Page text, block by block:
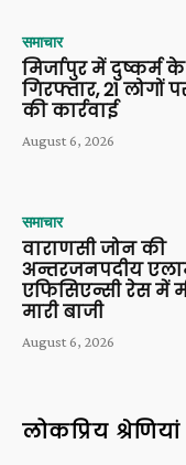
समाचार
मिर्जापुर में दुष्कर्म
गिरफ्तार, 21 लोगों
की कार्रवाई
August 6, 2026
समाचार
वाराणसी जोन की
अन्तरजनपदीय
एफिसिएन्सी रेस में
मारी बाजी
August 6, 2026
लोकप्रिय श्रेणियां